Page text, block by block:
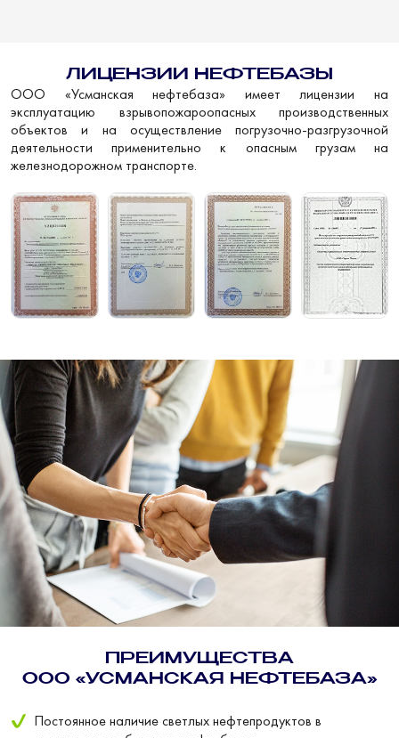
ЛИЦЕНЗИИ НЕФТЕБАЗЫ
ООО «Усманская нефтебаза» имеет лицензии на
эксплуатацию взрывопожароопасных производственных
объектов и на осуществление погрузочно-разгрузочной
деятельности применительно к опасным грузам на
железнодорожном транспорте.
ПРЕИМУЩЕСТВА
ООО «УСМАНСКАЯ НЕФТЕБАЗА»
Постоянное наличие светлых нефтепродуктов в